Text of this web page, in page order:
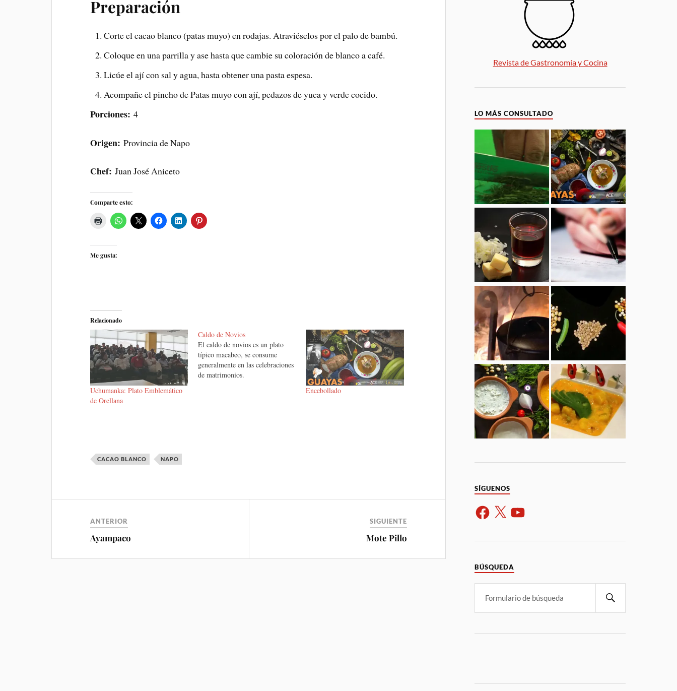
Preparación
Corte el cacao blanco (patas muyo) en rodajas. Atraviéselos por el palo de bambú.
Coloque en una parrilla y ase hasta que cambie su coloración de blanco a café.
Licúe el ají con sal y agua, hasta obtener una pasta espesa.
Acompañe el pincho de Patas muyo con ají, pedazos de yuca y verde cocido.
Porciones: 4
Origen: Provincia de Napo
Chef: Juan José Aniceto
Comparte esto:
Me gusta:
Relacionado
Uchumanka: Plato Emblemático
de Orellana
Caldo de Novios
El caldo de novios es un plato
típico macabeo, se consume
generalmente en las celebraciones
de matrimonios.
Encebollado
CACAO BLANCO NAPO
ANTERIOR
Ayampaco
SIGUIENTE
Mote Pillo
Revista de Gastronomía y Cocina
LO MÁS CONSULTADO
SÍGUENOS
BÚSQUEDA